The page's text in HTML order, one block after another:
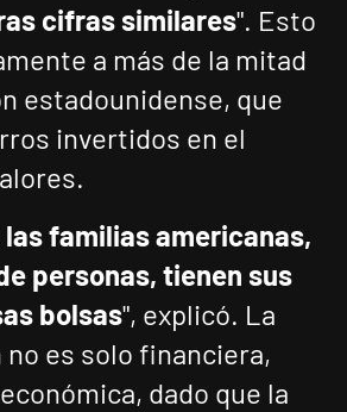
cifras similares". Esto
a más de la mitad
estadounidense, que
invertidos en el
las familias americanas,
personas, tienen sus
bolsas", explicó. La
es solo financiera,
dado que la